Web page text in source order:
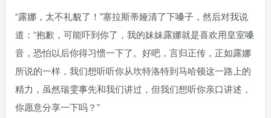
“露娜，太不礼貌了！”塞拉斯蒂娅清了下嗓子，然后对我说
道：“抱歉，可能吓到你了，我的妹妹露娜就是喜欢用皇室嗓
音，恐怕以后你得习惯一下了。好吧，言归正传，正如露娜
所说的一样，我们想听听你从坎特洛特到马哈顿这一路上的
精力，虽然瑞雯事先和我们讲过，但我们想听你亲口讲述，
你愿意分享一下吗？”